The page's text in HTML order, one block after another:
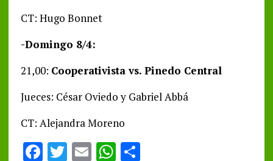
CT: Hugo Bonnet
-Domingo 8/4:
21,00: Cooperativista vs. Pinedo Central
Jueces: César Oviedo y Gabriel Abbá
CT: Alejandra Moreno
F T E WS